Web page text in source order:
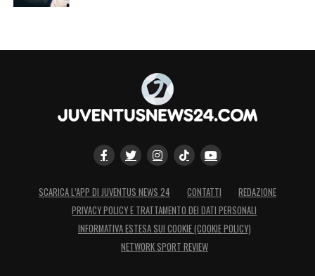
SCARICA L’APP DI JUVENTUS NEWS 24 CONTATTI
REDAZIONE
PRIVACY POLICY E TRATTAMENTO DEI DATI PERSONALI
INFORMATIVA ESTESA SUI COOKIE (COOKIE POLICY)
NETWORK SPORT REVIEW